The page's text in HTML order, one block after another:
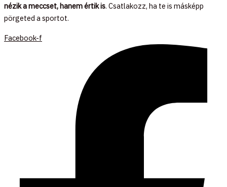
nézik a meccset, hanem értik is. Csatlakozz, ha te is másképp
pörgeted a sportot.
Facebook-f